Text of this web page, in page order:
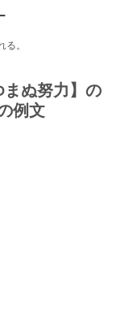
。
まぬ努力】の
例文